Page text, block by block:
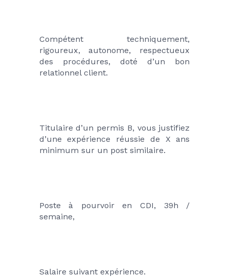
Compétent techniquement,
rigoureux, autonome, respectueux
des procédures, doté d’un bon
relationnel client.
Titulaire d’un permis B, vous justifiez
d’une expérience réussie de X ans
minimum sur un post similaire.
Poste à pourvoir en CDI, 39h /
semaine,
Salaire suivant expérience.